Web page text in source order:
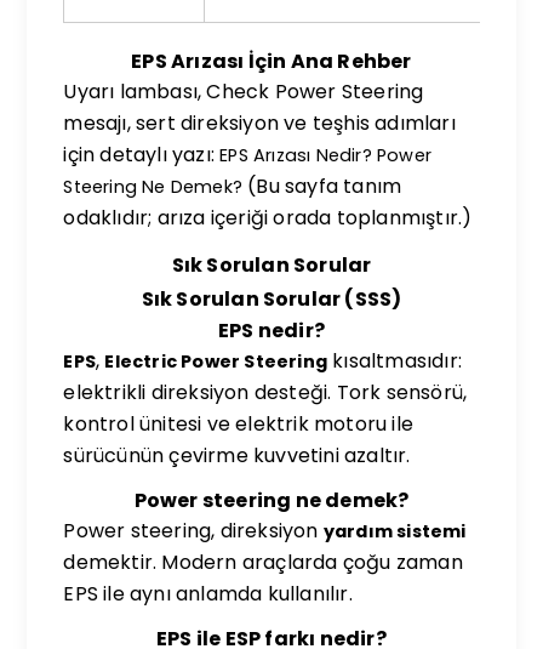
EPS Arızası İçin Ana Rehber
Uyarı lambası, Check Power Steering
mesajı, sert direksiyon ve teşhis adımları
için detaylı yazı:EPS Arızası Nedir? Power
Steering Ne Demek? (Bu sayfa tanım
odaklıdır; arıza içeriği orada toplanmıştır.)
Sık Sorulan Sorular
Sık Sorulan Sorular (SSS)
EPS nedir?
EPS, Electric Power Steering kısaltmasıdır:
elektrikli direksiyon desteği. Tork sensörü,
kontrol ünitesi ve elektrik motoru ile
sürücünün çevirme kuvvetini azaltır.
Power steering ne demek?
Power steering, direksiyon yardım sistemi
demektir. Modern araçlarda çoğu zaman
EPS ile aynı anlamda kullanılır.
EPS ile ESP farkı nedir?